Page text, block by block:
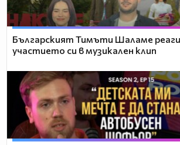
Българският Тимъти Шаламе
участието си в музикален клип